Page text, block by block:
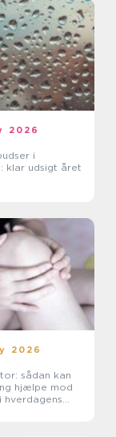
2026
i
klar udsigt året
2026
sådan kan
hjælpe mod
hverdagens